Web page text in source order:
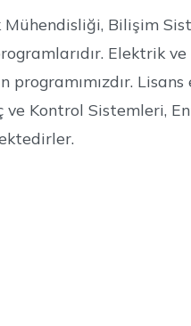
Bilişim
Elektrik
Kontrol Sistemleri,